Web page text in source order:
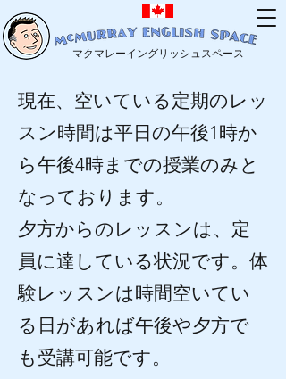
マクマレーイングリッシュスペース
現在、空いている定期のレッ
スン時間は平日の午後1時か
ら午後4時までの授業のみと
なっております。
夕方からのレッスンは、定
員に達している状況です。体
験レッスンは時間空いてい
る日があれば午後や夕方で
も受講可能です。